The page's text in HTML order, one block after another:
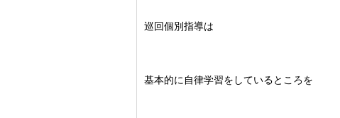
巡回個別指導は
基本的に自律学習をしているところを